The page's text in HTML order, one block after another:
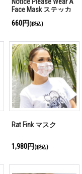
Face Mask ステッカ
着用のお願い)
660円 (税込)
Rat Fink マスク
1,980円 (税込)